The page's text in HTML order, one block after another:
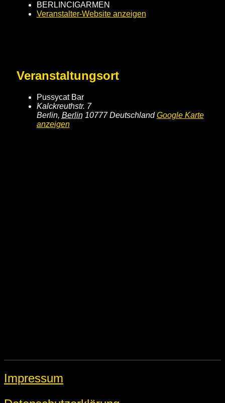
BERLINCIGARMEN
Veranstalter-Website anzeigen
Veranstaltungsort
Pussycat Bar
Kalckreuthstr. 7
Berlin, Berlin 10777 Deutschland Google Karte
anzeigen
Impressum